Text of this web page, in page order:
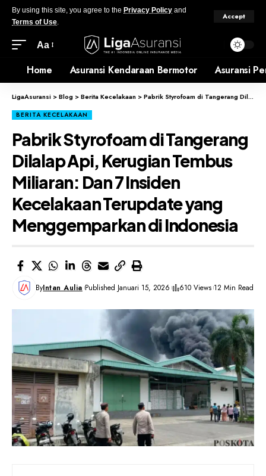
By using this site, you agree to the Privacy Policy and
Terms of Use.
Accept
Aa
Home Asuransi Kendaraan Bermotor Asuransi
LigaAsuransi >Blog >Berita Kecelakaan >Pabrik Styrofoam di Tangerang Dilalap Api, Kerugian Tembus Miliaran: Dan 7 Insiden Kecelakaan Terupdate yang Menggemparkan di Indonesia
BERITA KECELAKAAN
Pabrik Styrofoam di Tangerang
Dilalap Api, Kerugian Tembus
Miliaran: Dan 7 Insiden
Kecelakaan Terupdate yang
Menggemparkan di Indonesia
ByIntan Aulia Published Januari 15, 2026 610 Views 12 Min Read